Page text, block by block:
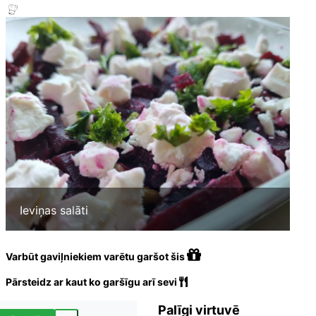
Ieviņas salāti
Varbūt gaviļniekiem varētu garšot šis
Pārsteidz ar kaut ko garšīgu arī sevi
Palīgi virtuvē